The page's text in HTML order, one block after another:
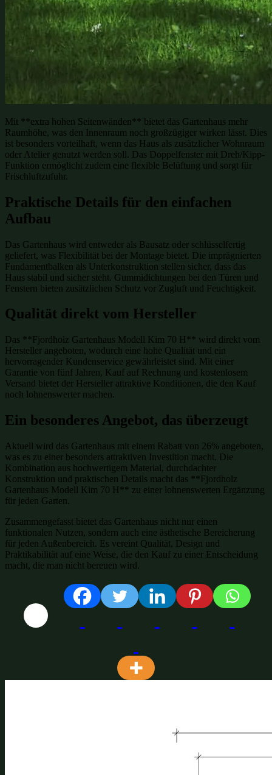
Mit **extra hohen Seitenwänden** bietet das Gartenhaus mehr
Raumhöhe, was den Innenraum noch großzügiger wirken lässt. Dies
ist besonders vorteilhaft, wenn das Haus als zusätzlicher Wohnraum
oder Atelier genutzt werden soll. Das Doppelfenster mit Dreh/Kipp-
Funktion ermöglicht zudem eine flexible Belüftung und sorgt für
Frischluftzufuhr.
Praktische Details für den einfachen
Aufbau
Das Gartenhaus wird entweder als Bausatz oder schlüsselfertig
geliefert, was Flexibilität bei der Montage bietet. Die imprägnierten
Fundamentbalken als Unterkonstruktion stellen sicher, dass das
Haus stabil und sicher steht. Gummidichtungen bei den Türen und
Fenstern bieten zusätzlichen Schutz vor Zugluft und Feuchtigkeit.
Qualität direkt vom Hersteller
Das **Fjordholz Gartenhaus Modell Kim 70 H** wird direkt vom
Hersteller angeboten, wodurch eine hohe Qualität und ein
hervorragender Kundenservice gewährleistet sind. Mit einer
Garantie von fünf Jahren, Kauf auf Rechnung und kostenlosem
Versand bietet der Hersteller attraktive Konditionen, die den Kauf
noch lohnenswerter machen.
Ein besonderes Angebot, das überzeugt
Aktuell wird das Gartenhaus mit einem Rabatt von 26% angeboten,
was es zu einer besonders attraktiven Investition macht. Die
Kombination aus hochwertigem Material, durchdachter
Konstruktion und praktischen Details macht das **Fjordholz
Gartenhaus Modell Kim 70 H** zu einer lohnenswerten Ergänzung
für jeden Garten.
Zusammengefasst bietet das Gartenhaus nicht nur einen
funktionalen Nutzen, sondern auch eine ästhetische Bereicherung
für jeden Außenbereich. Es vereint Qualität, Design und
Praktikabilität auf eine Weise, die den Kauf zu einer Entscheidung
macht, die man nicht bereuen wird.